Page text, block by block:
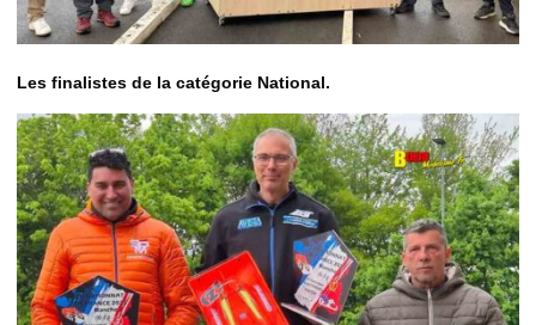
Les finalistes de la catégorie National.